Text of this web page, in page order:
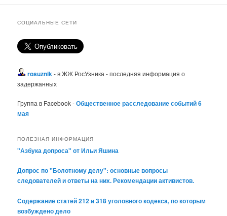
СОЦИАЛЬНЫЕ СЕТИ
rosuznik- в ЖЖ РосУзника - последняя информация о
задержанных
Группа в Facebook -Общественное расследование событий 6
мая
ПОЛЕЗНАЯ ИНФОРМАЦИЯ
"Азбука допроса" от Ильи Яшина
Допрос по "Болотному делу": основные вопросы
следователей и ответы на них. Рекомендации активистов.
Содержание статей 212 и 318 уголовного кодекса, по которым
возбуждено дело